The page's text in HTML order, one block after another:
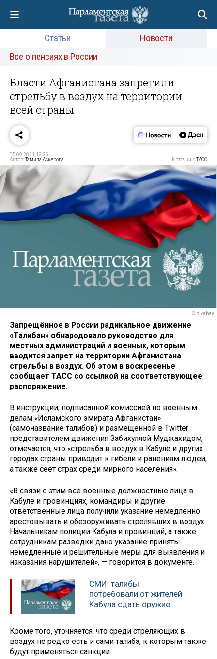
Статьи
Новости
Все о пенсиях в России
Власти Афганистана запретили
стрельбу в воздух на территории
всей страны
05.09.2021 12:25
Автор:Тамила Аскерова Источник:ТАСС
© pixabay
Запрещённое в России радикальное движение
«Талибан» обнародовало руководство для
местных администраций и военных, которым
вводится запрет на территории Афганистана
стрельбы в воздух. Об этом в воскресенье
сообщает ТАСС со ссылкой на соответствующее
распоряжение.
В инструкции, подписанной комиссией по военным
делам «Исламского эмирата Афганистан»
(самоназвание талибов) и размещенной в Twitter
представителем движения Забихуллой Муджахидом,
отмечается, что «стрельба в воздух в Кабуле и других
городах страны приводит к гибели и ранениям людей,
а также сеет страх среди мирного населения».
«В связи с этим все военные должностные лица в
Кабуле и провинциях, командиры и другие
ответственные лица получили указание немедленно
арестовывать и обезоруживать стрелявших в воздух.
Начальникам полиции Кабула и провинций, а также
сотрудникам разведки дано указание принять
немедленные и решительные меры для выявления и
наказания нарушителей», — говорится в документе.
СМИ: талибы
потребовали от жителей
Кабула сдать оружие
Кроме того, уточняется, что среди стреляющих в
воздух не редко есть и сами талиба, к которым также
будут применяться санкции.